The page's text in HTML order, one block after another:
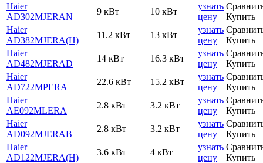
Haier
AD302MJERAN
9 кВт 10 кВт
узнать
цену
Купить
Haier
AD382MJERA(H)
11.2 кВт 13 кВт
узнать
цену
Купить
Haier
AD482MJERAD
14 кВт 16.3 кВт
узнать
цену
Купить
Haier
AD722MPERA
22.6 кВт 15.2 кВт
узнать
цену
Купить
Haier
AE092MLERA
2.8 кВт 3.2 кВт
узнать
цену
Купить
Haier
AD092MJERAB
2.8 кВт 3.2 кВт
узнать
цену
Купить
Haier
AD122MJERA(H)
3.6 кВт 4 кВт
узнать
цену
Купить